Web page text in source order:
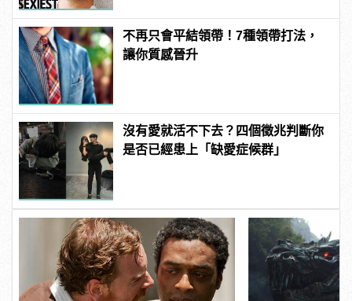
不再只會平結領帶！7種領帶打法，
讓你質感晉升
沒有愛就活不下去？四個徵兆判斷你
是否已經患上「缺愛症候群」